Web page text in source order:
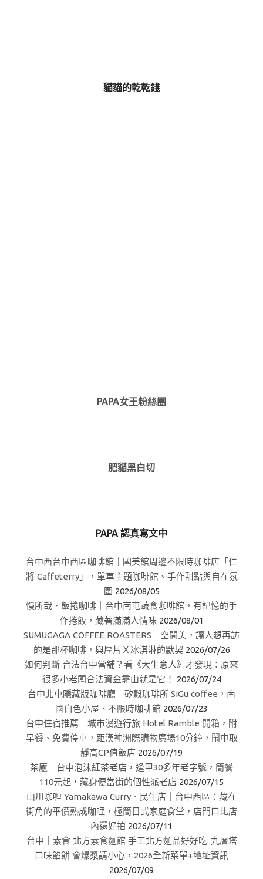
貓貓的乾乾錢
PAPA女王粉絲團
肥貓黑白切
PAPA 認真寫文中
台中西台中西區咖啡館｜國美館周邊不限時咖啡店「仁
將 Caffeterry」，單車主題咖啡館、手作甜點與自在氛
圍 2026/08/05
慢所哉．飯捲咖啡｜台中南屯蔬食咖啡館，有記憶的手
作捲飯，藏著滿滿人情味 2026/08/01
SUMUGAGA COFFEE ROASTERS｜空間美，讓人想再訪
的是那杯咖啡，與厚片Ｘ冰淇淋的默契 2026/07/26
如何判斷 合法台中當舖？看《大生意人》才發現：原來
很多小老闆合法資金靠山就是它！
2026/07/24
台中北屯隱藏版咖啡廳｜矽穀珈琲所 SiGu coffee，南
國白色小屋、不限時咖啡館 2026/07/23
台中住宿推薦｜城市漫遊行旅 Hotel Ramble 開箱，附
早餐、免費停車，距漢神洲際購物廣場10分鐘，鬧中取
靜高CP值飯店 2026/07/19
茶廬｜台中泡沫紅茶老店，逢甲30多年老字號，簡餐
110元起，藏身便當街的個性派老店 2026/07/15
山川咖喱 Yamakawa Curry．民生店｜台中西區：藏在
街角的平價熟成咖哩，極簡日式家庭食堂，店門口比店
內還好拍 2026/07/11
台中｜素食 北方素食麵館 手工北方麵品好好吃..九層塔
口味餡餅 會爆漿請小心，2026全新菜單+地址資訊
2026/07/09